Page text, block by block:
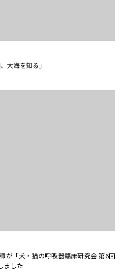
大海を知る」
が「犬・猫の呼吸器臨床研究会 第6回
ました